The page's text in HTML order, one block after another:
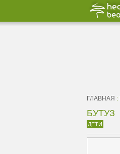
ГЛАВНАЯ :
БУТУЗ
ДЕТИ